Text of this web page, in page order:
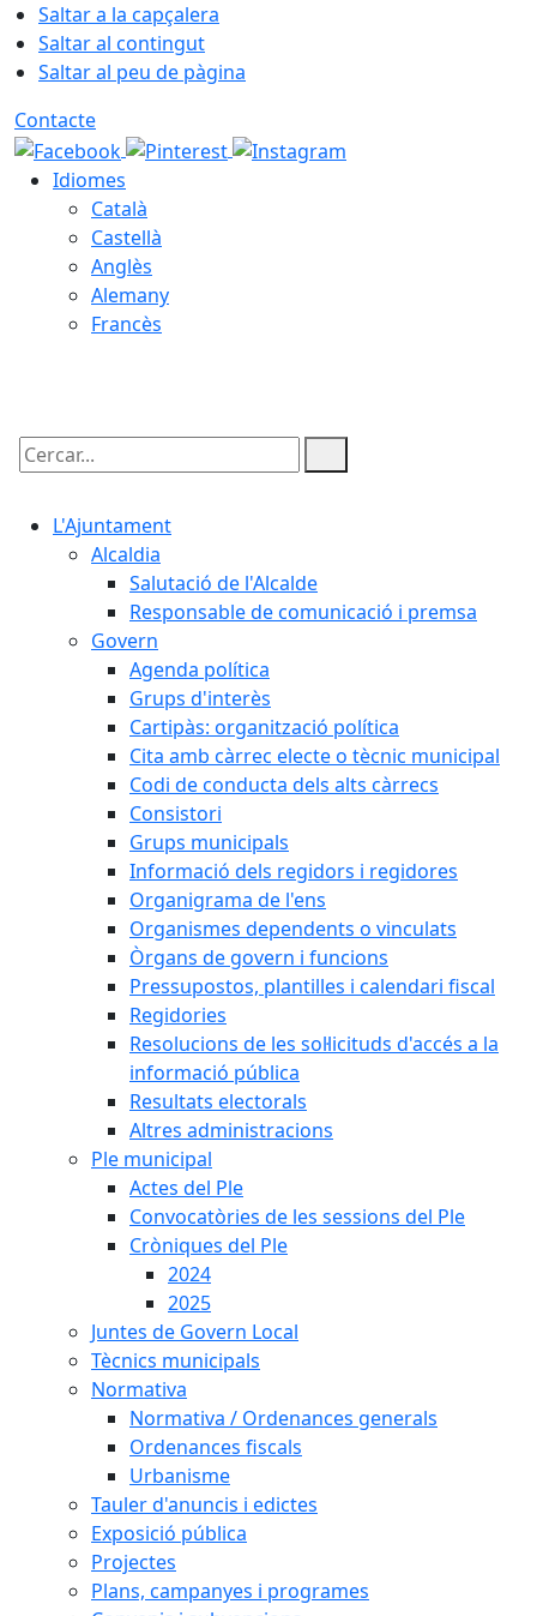
Saltar a la capçalera
Saltar al contingut
Saltar al peu de pàgina
Contacte
Idiomes
Català
Castellà
Anglès
Alemany
Francès
Cercar:
L'Ajuntament
Alcaldia
Salutació de l'Alcalde
Responsable de comunicació i premsa
Govern
Agenda política
Grups d'interès
Cartipàs: organització política
Cita amb càrrec electe o tècnic municipal
Codi de conducta dels alts càrrecs
Consistori
Grups municipals
Informació dels regidors i regidores
Organigrama de l'ens
Organismes dependents o vinculats
Òrgans de govern i funcions
Pressupostos, plantilles i calendari fiscal
Regidories
Resolucions de les sol·licituds d'accés a la
informació pública
Resultats electorals
Altres administracions
Ple municipal
Actes del Ple
Convocatòries de les sessions del Ple
Cròniques del Ple
2024
2025
Juntes de Govern Local
Tècnics municipals
Normativa
Normativa / Ordenances generals
Ordenances fiscals
Urbanisme
Tauler d'anuncis i edictes
Exposició pública
Projectes
Plans, campanyes i programes